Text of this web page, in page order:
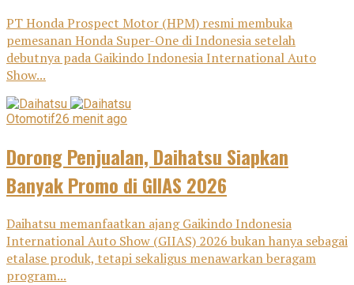
PT Honda Prospect Motor (HPM) resmi membuka
pemesanan Honda Super-One di Indonesia setelah
debutnya pada Gaikindo Indonesia International Auto
Show...
Otomotif26 menit ago
Dorong Penjualan, Daihatsu Siapkan
Banyak Promo di GIIAS 2026
Daihatsu memanfaatkan ajang Gaikindo Indonesia
International Auto Show (GIIAS) 2026 bukan hanya sebagai
etalase produk, tetapi sekaligus menawarkan beragam
program...